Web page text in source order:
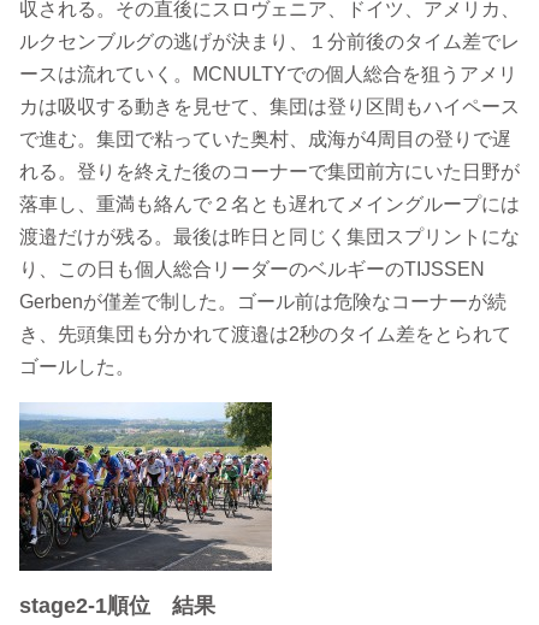
収される。その直後にスロヴェニア、ドイツ、アメリカ、
ルクセンブルグの逃げが決まり、１分前後のタイム差でレ
ースは流れていく。MCNULTYでの個人総合を狙うアメリ
カは吸収する動きを見せて、集団は登り区間もハイペース
で進む。集団で粘っていた奥村、成海が4周目の登りで遅
れる。登りを終えた後のコーナーで集団前方にいた日野が
落車し、重満も絡んで２名とも遅れてメイングループには
渡邉だけが残る。最後は昨日と同じく集団スプリントにな
り、この日も個人総合リーダーのベルギーのTIJSSEN
Gerbenが僅差で制した。ゴール前は危険なコーナーが続
き、先頭集団も分かれて渡邉は2秒のタイム差をとられて
ゴールした。
stage2-1順位 結果